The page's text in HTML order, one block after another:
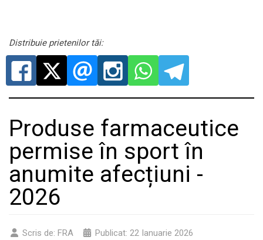
Distribuie prietenilor tăi:
Produse farmaceutice
permise în sport în
anumite afecțiuni -
2026
Scris de: FRA
Publicat: 22 Ianuarie 2026